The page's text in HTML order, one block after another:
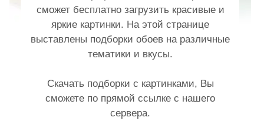
сможет бесплатно загрузить красивые и
яркие картинки. На этой странице
выставлены подборки обоев на различные
тематики и вкусы.
Скачать подборки с картинками, Вы
сможете по прямой ссылке с нашего
сервера.